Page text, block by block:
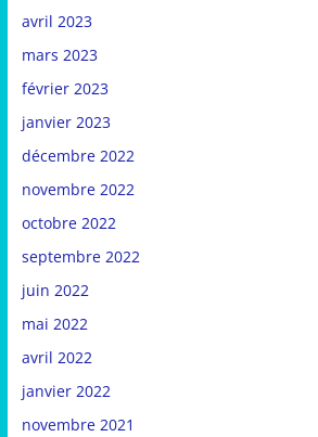
avril 2023
mars 2023
février 2023
janvier 2023
décembre 2022
novembre 2022
octobre 2022
septembre 2022
juin 2022
mai 2022
avril 2022
janvier 2022
novembre 2021